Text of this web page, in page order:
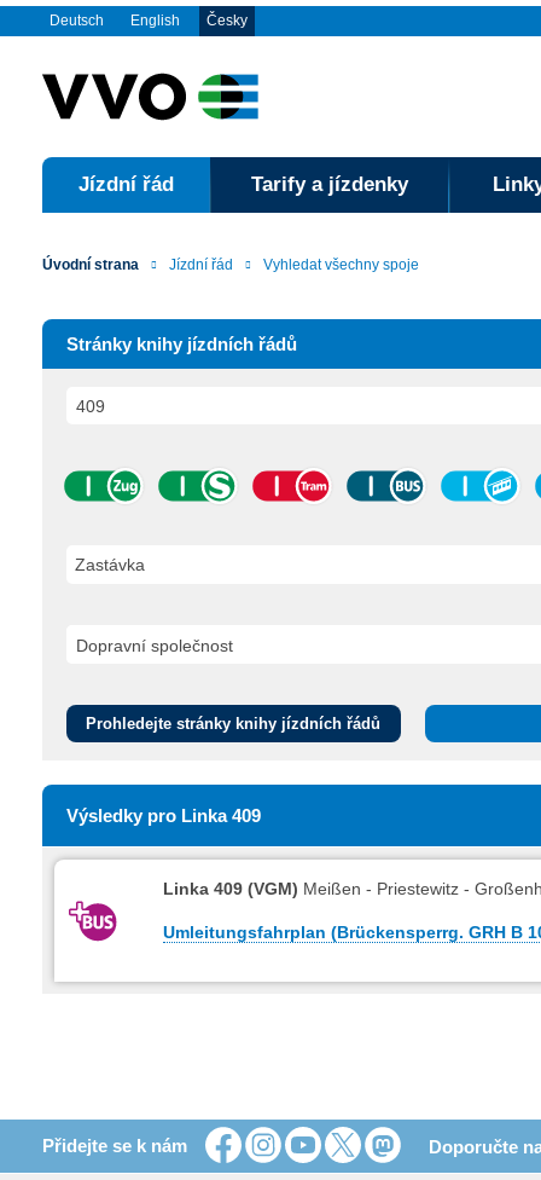
Deutsch English Česky
Jízdní řád Tarify a jízdenky
Úvodní strana Jízdní řád Vyhledat všechny spoje
Stránky knihy jízdních řádů
Zastávka
Prohledejte stránky knihy jízdních řádů
Výsledky pro Linka 409
Linka 409 (VGM) Meißen - Priestewitz -
Umleitungsfahrplan (Brückensperrg. GRH B
Přidejte se k nám Doporučte